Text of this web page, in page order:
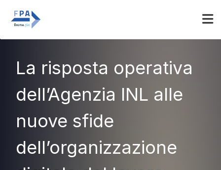
Accedi
La risposta operativa
dell’Agenzia INL alle
nuove sfide
dell’organizzazione